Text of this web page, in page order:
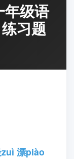
年级语
习题
漂piào